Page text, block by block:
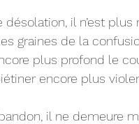
il n’est plus
graines de la
plus profond le
encore plus
il ne demeure